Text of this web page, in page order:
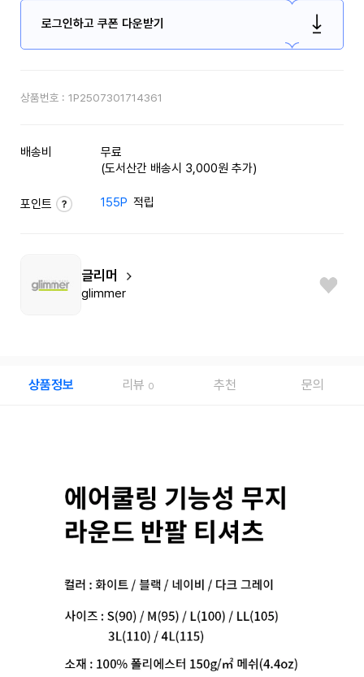
로그인하고 쿠폰 다운받기
상품번호 : 1P2507301714361
배송비
무료
(도서산간 배송시 3,000원 추가)
포인트 155P 적립
글리머
glimmer
상품정보 리뷰 0 추천 문의